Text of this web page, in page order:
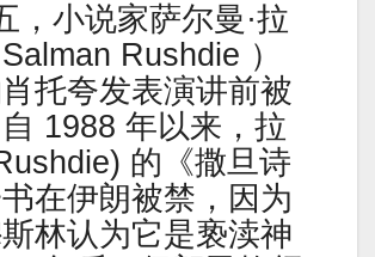
，小说家萨尔曼·拉
Rushdie ）
托夸发表演讲前被
1988 年以来，拉
的《撒旦诗
在伊朗被禁，因为
林认为它是亵渎神